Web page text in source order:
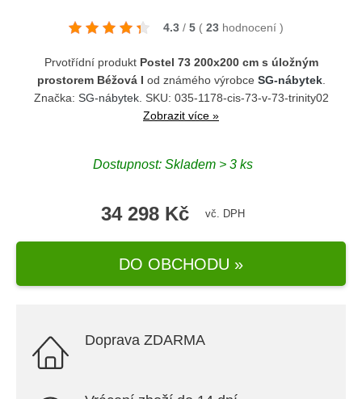
4.3 / 5 ( 23 hodnocení )
Prvotřídní produkt Postel 73 200x200 cm s úložným
prostorem Béžová I od známého výrobce SG-nábytek.
Značka: SG-nábytek. SKU: 035-1178-cis-73-v-73-trinity02
Zobrazit více »
Dostupnost: Skladem > 3 ks
34 298 Kč vč. DPH
DO OBCHODU »
Doprava ZDARMA